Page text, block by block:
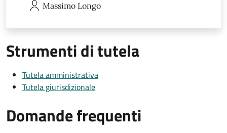
Massimo Longo
Strumenti di tutela
Tutela amministrativa
Tutela giurisdizionale
Domande frequenti